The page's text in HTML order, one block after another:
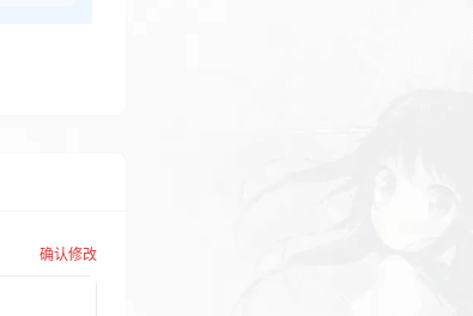
确认修改